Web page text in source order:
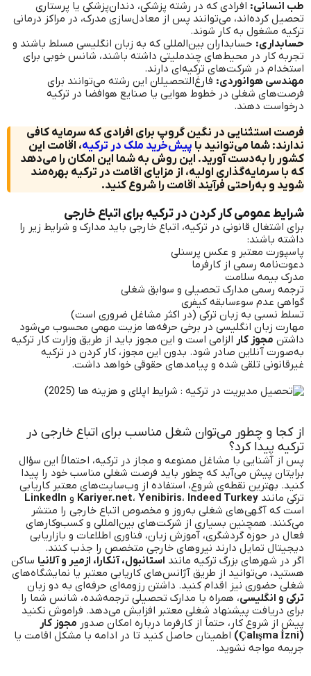
طب انسانی: افرادی که در رشته پزشکی، دندان‌پزشکی یا پرستاری
تحصیل کرده‌اند، می‌توانند پس از معادل‌سازی مدرک، در مراکز درمانی
ترکیه مشغول به کار شوند.
حسابداری: حسابداران بین‌المللی که به زبان انگلیسی مسلط باشند و
تجربه کار در محیط‌های چندملیتی داشته باشند، شانس خوبی برای
استخدام در شرکت‌های ترکیه‌ای دارند.
مهندسی هوانوردی: فارغ‌التحصیلان این رشته می‌توانند برای
فرصت‌های شغلی در خطوط هوایی یا صنایع هوافضا در ترکیه
درخواست دهند.
فرصت استثنایی در نگین گروپ برای افرادی که سرمایه کافی
ندارند: شما می‌توانید با پیش‌خرید ملک در ترکیه، اقامت این
کشور را به‌دست آورید. این روش به شما این امکان را می‌دهد
که با سرمایه‌گذاری اولیه، از مزایای اقامت در ترکیه بهره‌مند
شوید و به‌راحتی فرآیند اقامت را شروع کنید.
شرایط عمومی کار کردن در ترکیه برای اتباع خارجی
برای اشتغال قانونی در ترکیه، اتباع خارجی باید مدارک و شرایط زیر را
داشته باشند:
پاسپورت معتبر و عکس پرسنلی
دعوت‌نامه رسمی از کارفرما
مدرک بیمه سلامت
ترجمه رسمی مدارک تحصیلی و سوابق شغلی
گواهی عدم سوءسابقه کیفری
تسلط نسبی به زبان ترکی (در اکثر مشاغل ضروری است)
مهارت زبان انگلیسی در برخی حرفه‌ها مزیت مهمی محسوب می‌شود
داشتن مجوز کار الزامی است و این مجوز باید از طریق وزارت کار ترکیه
به‌صورت آنلاین صادر شود. بدون این مجوز، کار کردن در ترکیه
غیرقانونی تلقی شده و پیامدهای حقوقی خواهد داشت.
از کجا و چطور می‌توان شغل مناسب برای اتباع خارجی در
ترکیه پیدا کرد؟
پس از آشنایی با مشاغل ممنوعه و مجاز در ترکیه، احتمالاً این سؤال
برایتان پیش می‌آید که چطور باید فرصت شغلی مناسب خود را پیدا
کنید. بهترین نقطه‌ی شروع، استفاده از وب‌سایت‌های معتبر کاریابی
ترکی مانند
Kariyer.net، Yenibiris، Indeed Turkey و LinkedIn
است که آگهی‌های شغلی به‌روز و مخصوص اتباع خارجی را منتشر
می‌کنند. همچنین بسیاری از شرکت‌های بین‌المللی و کسب‌وکارهای
فعال در حوزه گردشگری، آموزش زبان، فناوری اطلاعات و بازاریابی
دیجیتال تمایل دارند نیروهای خارجی متخصص را جذب کنند.
اگر در شهرهای بزرگ ترکیه مانند استانبول، آنکارا، ازمیر و آلانیا ساکن
هستید، می‌توانید از طریق آژانس‌های کاریابی معتبر یا نمایشگاه‌های
شغلی حضوری نیز اقدام کنید. داشتن رزومه‌ای حرفه‌ای به دو زبان
ترکی و انگلیسی، همراه با مدارک تحصیلی ترجمه‌شده، شانس شما را
برای دریافت پیشنهاد شغلی معتبر افزایش می‌دهد. فراموش نکنید
پیش از شروع کار، حتماً از کارفرما درباره امکان صدور مجوز کار
(Çalışma İzni)
اطمینان حاصل کنید تا در ادامه با مشکل اقامت یا
جریمه مواجه نشوید.